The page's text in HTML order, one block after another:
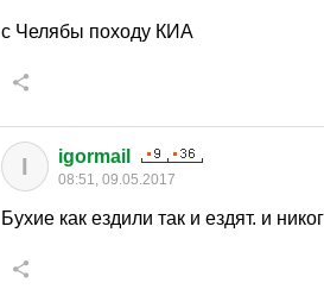
с Челябы походу КИА
I igormail
08:51, 09.05.2017
Бухие как ездили так и ездят. и